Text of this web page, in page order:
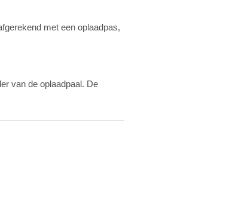
met een oplaadpas,
van de oplaadpaal. De